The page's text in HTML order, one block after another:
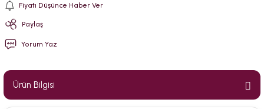
Fiyatı Düşünce Haber Ver
Paylaş
Yorum Yaz
Ürün Bilgisi